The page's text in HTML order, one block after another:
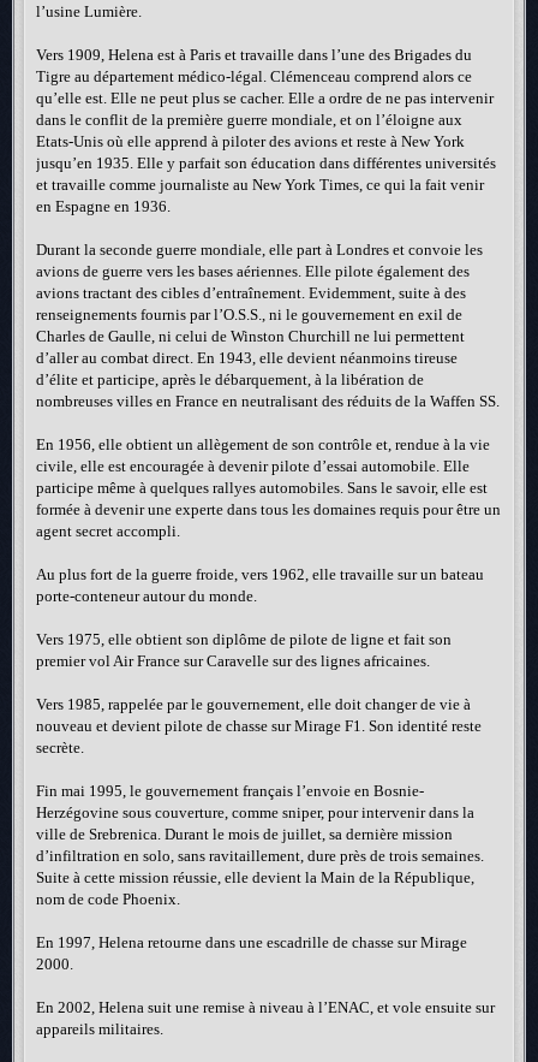
l’usine Lumière.
Vers 1909, Helena est à Paris et travaille dans l’une des Brigades du
Tigre au département médico-légal. Clémenceau comprend alors ce
qu’elle est. Elle ne peut plus se cacher. Elle a ordre de ne pas intervenir
dans le conflit de la première guerre mondiale, et on l’éloigne aux
Etats-Unis où elle apprend à piloter des avions et reste à New York
jusqu’en 1935. Elle y parfait son éducation dans différentes universités
et travaille comme journaliste au New York Times, ce qui la fait venir
en Espagne en 1936.
Durant la seconde guerre mondiale, elle part à Londres et convoie les
avions de guerre vers les bases aériennes. Elle pilote également des
avions tractant des cibles d’entraînement. Evidemment, suite à des
renseignements fournis par l’O.S.S., ni le gouvernement en exil de
Charles de Gaulle, ni celui de Winston Churchill ne lui permettent
d’aller au combat direct. En 1943, elle devient néanmoins tireuse
d’élite et participe, après le débarquement, à la libération de
nombreuses villes en France en neutralisant des réduits de la Waffen SS.
En 1956, elle obtient un allègement de son contrôle et, rendue à la vie
civile, elle est encouragée à devenir pilote d’essai automobile. Elle
participe même à quelques rallyes automobiles. Sans le savoir, elle est
formée à devenir une experte dans tous les domaines requis pour être un
agent secret accompli.
Au plus fort de la guerre froide, vers 1962, elle travaille sur un bateau
porte-conteneur autour du monde.
Vers 1975, elle obtient son diplôme de pilote de ligne et fait son
premier vol Air France sur Caravelle sur des lignes africaines.
Vers 1985, rappelée par le gouvernement, elle doit changer de vie à
nouveau et devient pilote de chasse sur Mirage F1. Son identité reste
secrète.
Fin mai 1995, le gouvernement français l’envoie en Bosnie-
Herzégovine sous couverture, comme sniper, pour intervenir dans la
ville de Srebrenica. Durant le mois de juillet, sa dernière mission
d’infiltration en solo, sans ravitaillement, dure près de trois semaines.
Suite à cette mission réussie, elle devient la Main de la République,
nom de code Phoenix.
En 1997, Helena retourne dans une escadrille de chasse sur Mirage
2000.
En 2002, Helena suit une remise à niveau à l’ENAC, et vole ensuite sur
appareils militaires.